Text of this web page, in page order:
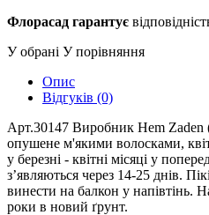
Флорасад гарантує
У обрані У порівняння
Опис
Відгуків (0)
Арт.30147 Виробник Hem Zaden
опушене м'якими волосками,
у березні - квітні місяці у
з’являються через 14-25 днів.
винести на балкон у напівтінь.
роки в новий ґрунт.